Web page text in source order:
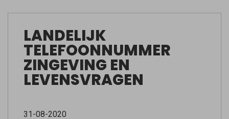
LANDELIJK
TELEFOONNUMMER
ZINGEVING EN
LEVENSVRAGEN
31-08-2020